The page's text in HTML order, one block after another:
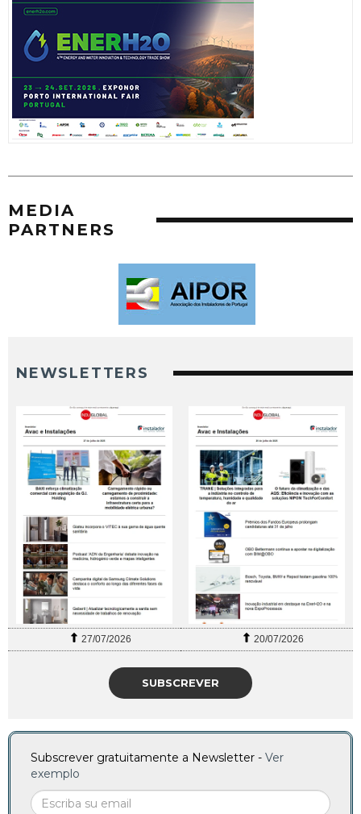
MEDIA
PARTNERS
NEWSLETTERS
27/07/2026 20/07/2026
SUBSCREVER
Subscrever gratuitamente a Newsletter - Ver
exemplo